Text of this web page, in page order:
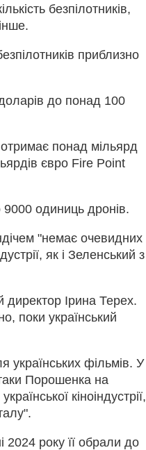
безпілотників,
приблизно
до понад 100
понад мільярд
євро Fire Point
9000 одиниць дронів.
"немає очевидних
як і Зеленський з
директор Ірина Терех.
поки український
українських фільмів. У
Порошенка на
кіноіндустрії,
2024 року її обрали до